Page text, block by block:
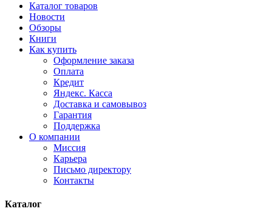
Каталог товаров
Новости
Обзоры
Книги
Как купить
Оформление заказа
Оплата
Кредит
Яндекс. Касса
Доставка и самовывоз
Гарантия
Поддержка
О компании
Миссия
Карьера
Письмо директору
Контакты
Каталог